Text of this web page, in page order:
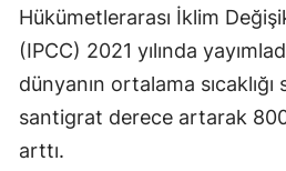
Hükümetlerarası İklim
(IPCC) 2021 yılında
dünyanın ortalama sıcaklığı
santigrat derece artarak
arttı.